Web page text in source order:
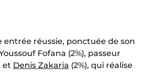
réussie, ponctuée de son
Fofana (2%), passeur
et Denis Zakaria (2%), qui réalise